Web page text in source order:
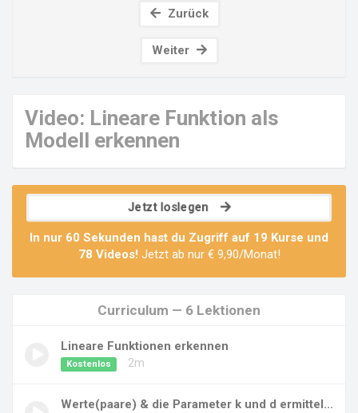
Zurück
Weiter
Video: Lineare Funktion als
Modell erkennen
Jetzt loslegen
In nur 60 Sekunden hast du Zugriff auf 19 Kurse und
78 Videos! Jetzt ab nur € 9,90/Monat!
Curriculum — 6 Lektionen
Lineare Funktionen erkennen
Kostenlos 2m
Werte(paare) & die Parameter k und d ermittel...